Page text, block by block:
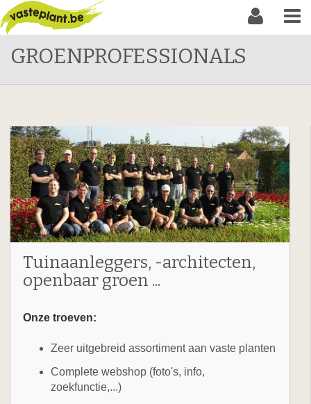
GROENPROFESSIONALS
Tuinaanleggers, -architecten,
openbaar groen ...
Onze troeven:
Zeer uitgebreid assortiment aan vaste planten
Complete webshop (foto's, info,
zoekfunctie,...)